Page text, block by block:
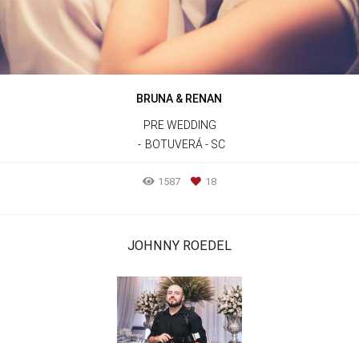
BRUNA & RENAN
PRE WEDDING
BOTUVERÁ - SC
1587 18
JOHNNY ROEDEL